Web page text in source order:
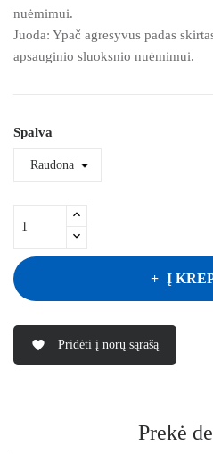
nuėmimui.
Juoda: Ypač agresyvus padas
apsauginio sluoksnio nuėmimui.
Spalva
Į
favorite Pridėti į norų sąrašą
Prekė